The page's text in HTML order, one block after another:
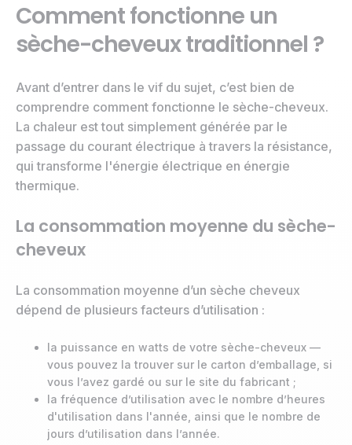
Comment fonctionne un
sèche-cheveux traditionnel ?
Avant d’entrer dans le vif du sujet, c’est bien de
comprendre comment fonctionne le sèche-cheveux.
La chaleur est tout simplement générée par le
passage du courant électrique à travers la résistance,
qui transforme l'énergie électrique en énergie
thermique.
La consommation moyenne du sèche-
cheveux
La consommation moyenne d’un sèche cheveux
dépend de plusieurs facteurs d’utilisation :
la puissance en watts de votre sèche-cheveux —
vous pouvez la trouver sur le carton d’emballage, si
vous l’avez gardé ou sur le site du fabricant ;
la fréquence d’utilisation avec le nombre d’heures
d'utilisation dans l'année, ainsi que le nombre de
jours d’utilisation dans l’année.